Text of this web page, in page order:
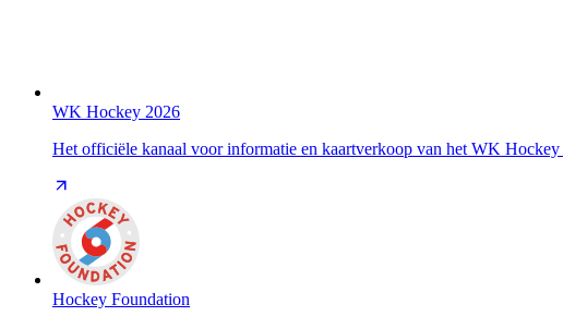
WK Hockey 2026
Het officiële kanaal voor informatie en kaartverkoop van het WK
Hockey Foundation